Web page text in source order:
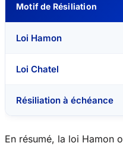
Motif de Résiliation
Loi Hamon
Loi Chatel
Résiliation à échéance
En résumé, la loi Hamon